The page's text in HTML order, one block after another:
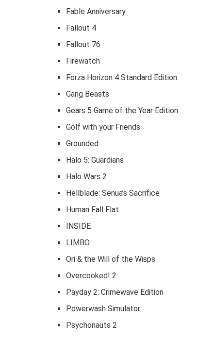
Fable Anniversary
Fallout 4
Fallout 76
Firewatch
Forza Horizon 4 Standard Edition
Gang Beasts
Gears 5 Game of the Year Edition
Golf with your Friends
Grounded
Halo 5: Guardians
Halo Wars 2
Hellblade: Senua’s Sacrifice
Human Fall Flat
INSIDE
LIMBO
Ori & the Will of the Wisps
Overcooked! 2
Payday 2: Crimewave Edition
Powerwash Simulator
Psychonauts 2